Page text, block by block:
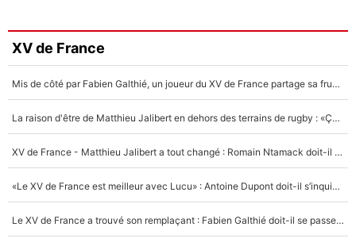
XV de France
Mis de côté par Fabien Galthié, un joueur du XV de France partage sa frustration : «ils ne me l’ont pas dit tout de suite»
La raison d'être de Matthieu Jalibert en dehors des terrains de rugby : «Ça m'atteint autant que si tu touches à un membre de ma famille»
XV de France - Matthieu Jalibert a tout changé : Romain Ntamack doit-il s’inquiéter pour sa place à un an de la Coupe du monde ?
«Le XV de France est meilleur avec Lucu» : Antoine Dupont doit-il s’inquiéter pour sa place ?
Le XV de France a trouvé son remplaçant : Fabien Galthié doit-il se passer d'Antoine Dupont ?